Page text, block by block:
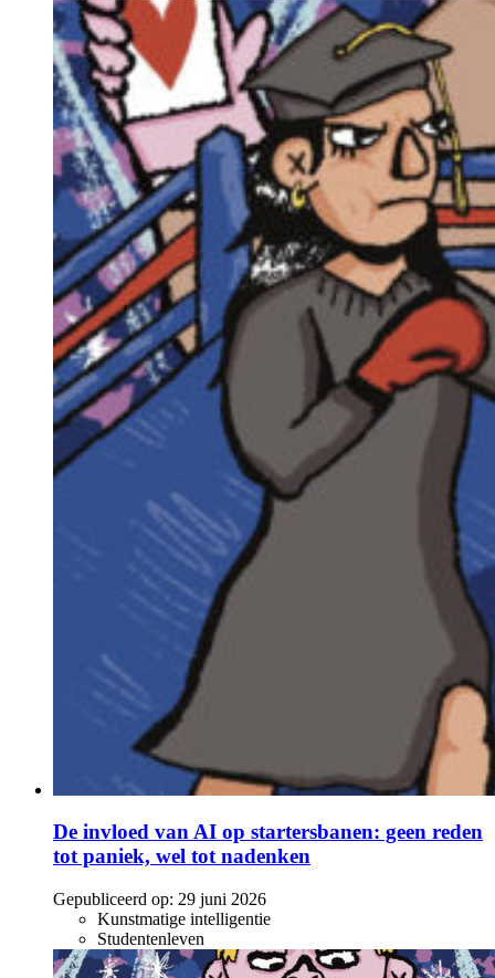
De invloed van AI op startersbanen: geen reden
tot paniek, wel tot nadenken
Gepubliceerd op: 29 juni 2026
Kunstmatige intelligentie
Studentenleven